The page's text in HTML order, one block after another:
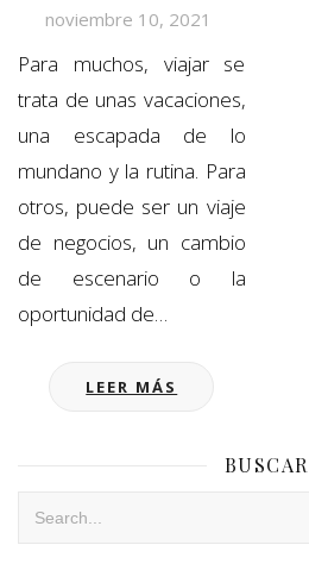
noviembre 10, 2021
Para muchos, viajar se
trata de unas vacaciones,
una escapada de lo
mundano y la rutina. Para
otros, puede ser un viaje
de negocios, un cambio
de escenario o la
oportunidad de…
LEER MÁS
BUSCAR